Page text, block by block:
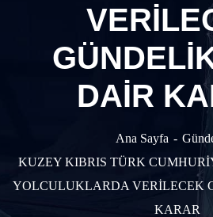
DAİR
Ana Sayfa
KUZEY KIBRIS TÜRK
YOLCULUKLARDA VERİLECEK
KARAR